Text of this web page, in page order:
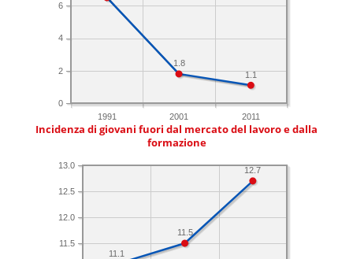
1991 2001 2011
0
2
4
6
1.1
1.8
Incidenza di giovani fuori dal mercato del lavoro e dalla
formazione
11.5
12.0
12.5
13.0
12.7
11.5
11.1